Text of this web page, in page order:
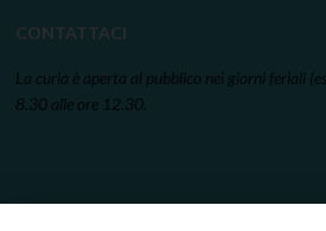
CONTATTACI
La curia è aperta al pubblico nei giorni feriali
8.30 alle ore 12.30.